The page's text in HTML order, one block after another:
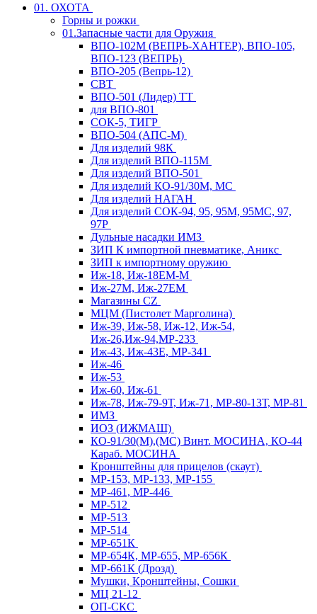
01. ОХОТА
Горны и рожки
01.Запасные части для Оружия
ВПО-102М (ВЕПРЬ-ХАНТЕР), ВПО-105,
ВПО-123 (ВЕПРЬ)
ВПО-205 (Вепрь-12)
СВТ
ВПО-501 (Лидер) ТТ
для ВПО-801
СОК-5, ТИГР
ВПО-504 (АПС-М)
Для изделий 98К
Для изделий ВПО-115М
Для изделий ВПО-501
Для изделий КО-91/30М, МС
Для изделий НАГАН
Для изделий СОК-94, 95, 95М, 95МС, 97,
97Р
Дульные насадки ИМЗ
ЗИП К импортной пневматике, Аникс
ЗИП к импортному оружию
Иж-18, Иж-18ЕМ-М
Иж-27М, Иж-27ЕМ
Магазины CZ
МЦМ (Пистолет Марголина)
Иж-39, Иж-58, Иж-12, Иж-54,
Иж-26,Иж-94,МР-233
Иж-43, Иж-43Е, МР-341
Иж-46
Иж-53
Иж-60, Иж-61
Иж-78, Иж-79-9Т, Иж-71, МР-80-13Т, МР-81
ИМЗ
ИОЗ (ИЖМАШ)
КО-91/30(М),(МС) Винт. МОСИНА, КО-44
Караб. МОСИНА
Кронштейны для прицелов (скаут)
МР-153, МР-133, МР-155
МР-461, МР-446
МР-512
МР-513
МР-514
МР-651К
МР-654К, МР-655, МР-656К
МР-661К (Дрозд)
Мушки, Кронштейны, Сошки
МЦ 21-12
ОП-СКС